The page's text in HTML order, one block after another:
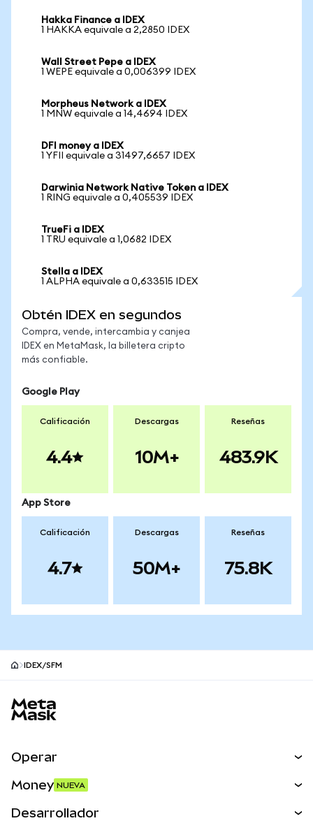
Hakka Finance a IDEX
1 HAKKA equivale a 2,2850 IDEX
Wall Street Pepe a IDEX
1 WEPE equivale a 0,006399 IDEX
Morpheus Network a IDEX
1 MNW equivale a 14,4694 IDEX
DFI money a IDEX
1 YFII equivale a 31497,6657 IDEX
Darwinia Network Native Token a IDEX
1 RING equivale a 0,405539 IDEX
TrueFi a IDEX
1 TRU equivale a 1,0682 IDEX
Stella a IDEX
1 ALPHA equivale a 0,633515 IDEX
Obtén IDEX en segundos
Compra, vende, intercambia y canjea
IDEX en MetaMask, la billetera cripto
más confiable.
Google Play
Calificación
4.4
Descargas
10M+
Reseñas
483.9K
App Store
Calificación
4.7
Descargas
50M+
Reseñas
75.8K
IDEX/SFM
Operar
Money NUEVA
Desarrollador